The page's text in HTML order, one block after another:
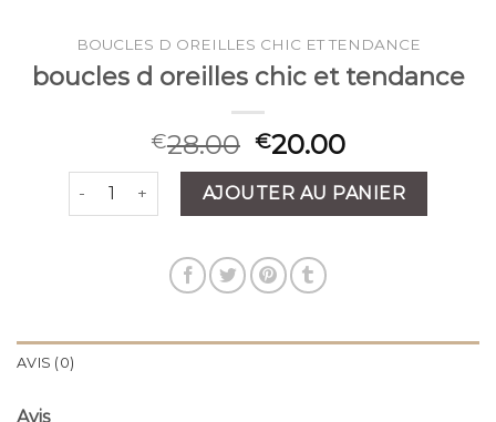
BOUCLES D OREILLES CHIC ET TENDANCE
boucles d oreilles chic et tendance
€28.00 €20.00
quantité de boucles d oreilles chic et tendance
AJOUTER AU PANIER
AVIS (0)
Avis